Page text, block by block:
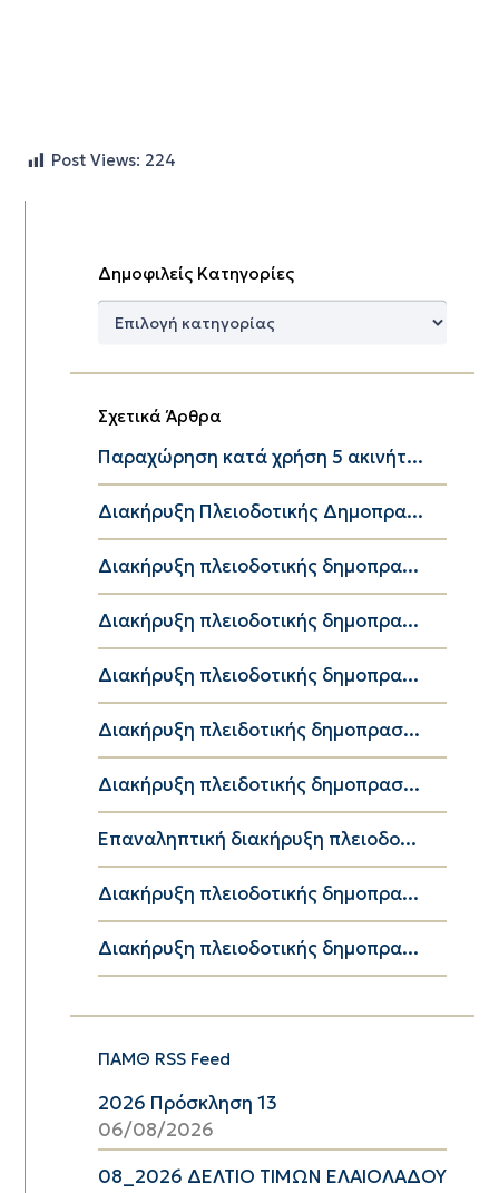
Post Views: 224
Δημοφιλείς Κατηγορίες
Δημοφιλείς
Σχετικά Άρθρα
Παραχώρηση κατά χρήση 5 ακινήτ...
Διακήρυξη Πλειοδοτικής Δημοπρα...
Διακήρυξη πλειοδοτικής δημοπρα...
Διακήρυξη πλειοδοτικής δημοπρα...
Διακήρυξη πλειοδοτικής δημοπρα...
Διακήρυξη πλειδοτικής δημοπρασ...
Διακήρυξη πλειδοτικής δημοπρασ...
Επαναληπτική διακήρυξη πλειοδο...
Διακήρυξη πλειοδοτικής δημοπρα...
Διακήρυξη πλειοδοτικής δημοπρα...
ΠΑΜΘ RSS Feed
2026 Πρόσκληση 13
06/08/2026
08_2026 ΔΕΛΤΙΟ ΤΙΜΩΝ ΕΛΑΙΟΛΑΔΟΥ